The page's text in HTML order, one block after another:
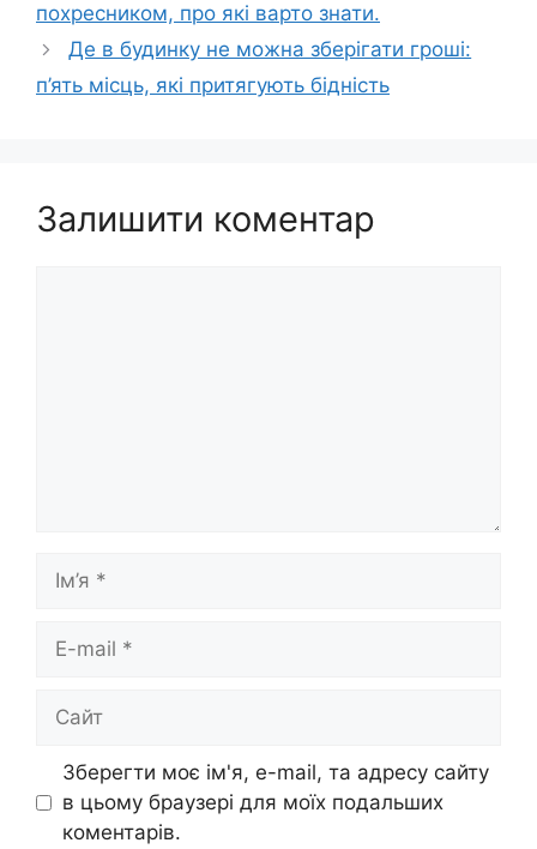
похресником, про які варто знати.
Де в будинку не можна зберігати гроші:
п’ять місць, які притягують бідність
Залишити коментар
Ім’я
Сайт
Зберегти моє ім'я, e-mail, та адресу сайту
в цьому браузері для моїх подальших
коментарів.